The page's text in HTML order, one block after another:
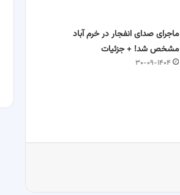
ماجرای صدای انفجار در خرم آباد
مشخص شد! + جزئیات
۳۰-۰۹-۱۴۰۴